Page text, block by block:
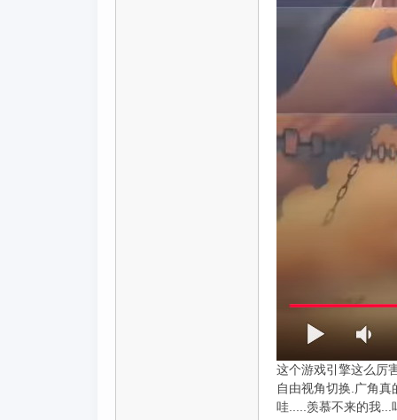
这个游戏引擎这么厉
自由视角切换.广角真
哇.....羡慕不来的我...